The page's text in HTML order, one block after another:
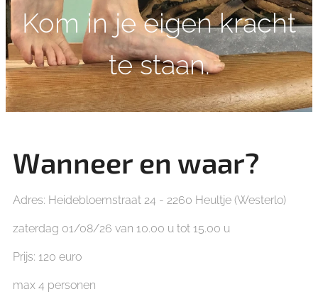
Kom in je eigen kracht
te staan.
Wanneer en waar?
Adres: Heidebloemstraat 24 - 2260 Heultje (Westerlo)
zaterdag 01/08/26 van 10.00 u tot 15.00 u
Prijs: 120 euro
max 4 personen